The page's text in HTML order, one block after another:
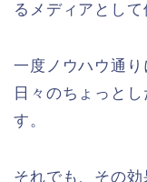
るメディアとして
一度ノウハウ通
日々のちょっと
す。
それでも、その効